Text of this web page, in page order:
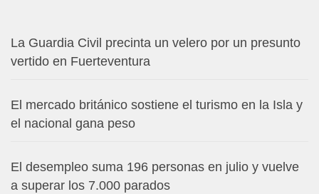
La Guardia Civil precinta un velero por un presunto
vertido en Fuerteventura
El mercado británico sostiene el turismo en la Isla y
el nacional gana peso
El desempleo suma 196 personas en julio y vuelve
a superar los 7.000 parados